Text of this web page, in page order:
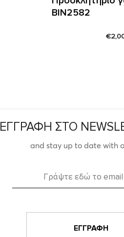
ΒΙΝ2582
€
ΕΓΓΡΑΦΗ ΣΤΟ
and stay up to date with